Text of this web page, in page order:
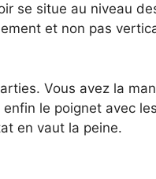
se situe au niveau
et non pas
Vous avez la
le poignet avec
en vaut la peine.